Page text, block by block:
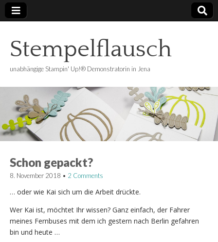
Stempelflausch
unabhängige Stampin' Up!® Demonstratorin in Jena
Schon gepackt?
8. November 2018 • 2 Comments
… oder wie Kai sich um die Arbeit drückte.
Wer Kai ist, möchtet Ihr wissen? Ganz einfach, der Fahrer
meines Fernbuses mit dem ich gestern nach Berlin gefahren
bin und heute …